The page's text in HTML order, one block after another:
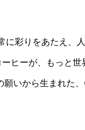
に彩りをあたえ、
ヒーが、もっと世
願いから生まれた